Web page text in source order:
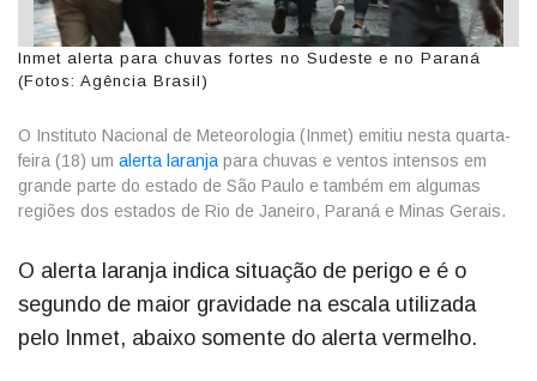
Inmet alerta para chuvas fortes no Sudeste e no Paraná
(Fotos: Agência Brasil)
O Instituto Nacional de Meteorologia (Inmet) emitiu nesta quarta-
feira (18) um alerta laranjapara chuvas e ventos intensos em
grande parte do estado de São Paulo e também em algumas
regiões dos estados de Rio de Janeiro, Paraná e Minas Gerais.
O alerta laranja indica situação de perigo e é o
segundo de maior gravidade na escala utilizada
pelo Inmet, abaixo somente do alerta vermelho.